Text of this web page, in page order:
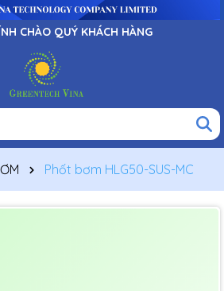
CHÀO QUÝ KHÁCH HÀNG
Phốt bơm HLG50-SUS-MC